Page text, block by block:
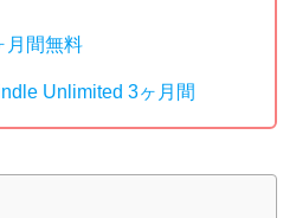
月間無料
Unlimited 3ヶ月間